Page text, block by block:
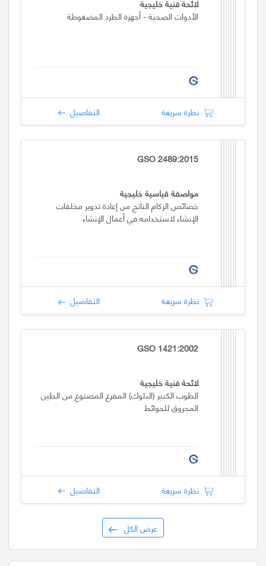
لائحة فنية خليجية
الأدوات الصحية - أجهزة الطرد المضغوطة
نظرة سريعة التفاصيل
GSO 2489:2015
مواصفة قياسية خليجية
خصائص الركام الناتج من إعادة تدوير مخلفات
الإنشاء لاستخدامه في أعمال الإنشاء
نظرة سريعة التفاصيل
GSO 1421:2002
لائحة فنية خليجية
الطوب الكبير (البلوك) المفرغ المصنوع من الطين
المحروق للحوائط
نظرة سريعة التفاصيل
عرض الكل